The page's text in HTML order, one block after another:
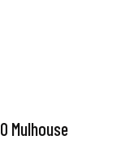
Mulhouse